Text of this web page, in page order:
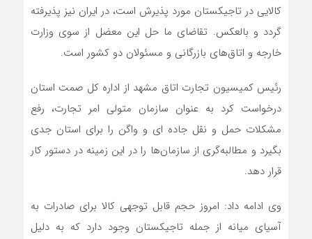
کالایی در تاجیکستان مورد پذیرش است، در ایران نیز پذیرفته
گردد و بالعکس. تقاضای ما حل این معضل از سوی وزارت
خارجه و اتاق‌های بازرگانی و مسئولان دو کشور است.
رئیس کمیسیون تجارت اتاق مشهد از اداره کل صمت استان
درخواست کرد به عنوان سازمان متولی امر تجارت، رفع
مشکلات حمل و نقل جاده ای و واگن را برای استان جدی
بگیرد و مطالبه‌گری از سازمان‌ها را در این زمینه در دستور کار
قرار دهد.
وی ادامه داد: امروز حجم قابل توجهی کالا برای صادرات به
آسیای میانه از جمله تاجیکستان وجود دارد که به دلیل